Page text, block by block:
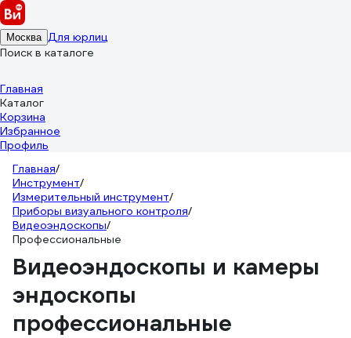
Москва Для юрлиц
Поиск в каталоге
Главная
Каталог
Корзина
Избранное
Профиль
Главная/
Инструмент/
Измерительный инструмент/
Приборы визуального контроля/
Видеоэндоскопы/
Профессиональные
Видеоэндоскопы и камеры
эндоскопы
профессиональные